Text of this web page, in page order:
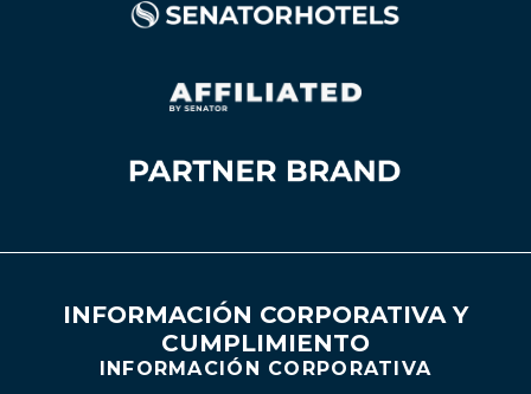
INFORMACIÓN CORPORATIVA Y
CUMPLIMIENTO
INFORMACIÓN CORPORATIVA